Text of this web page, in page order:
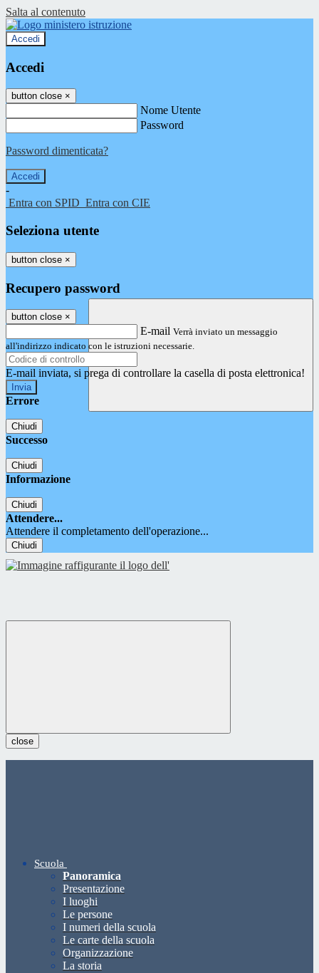
Salta al contenuto
Accedi
Accedi
button close ×
Nome Utente
Password
Password dimenticata?
-
Entra con SPID Entra con CIE
Seleziona utente
button close ×
Recupero password
button close ×
E-mail Verrà inviato un messaggio
all'indirizzo indicato con le istruzioni necessarie.
E-mail inviata, si prega di controllare la casella di posta elettronica!
Errore
Chiudi
Successo
Chiudi
Informazione
Chiudi
Attendere...
Attendere il completamento dell'operazione...
Chiudi
close
Scuola
Panoramica
Presentazione
I luoghi
Le persone
I numeri della scuola
Le carte della scuola
Organizzazione
La storia